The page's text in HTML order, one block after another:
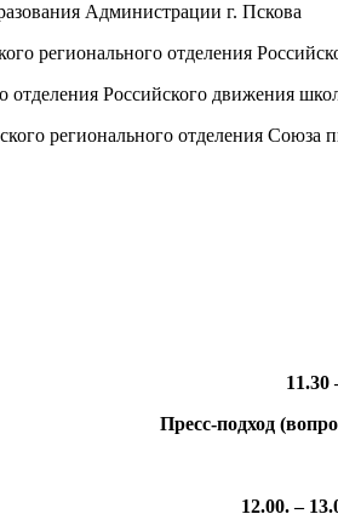
Администрации г. Пскова
регионального отделения
отделения Российского движения
регионального отделения Союза
11.30
Пресс-подход
12.00. –